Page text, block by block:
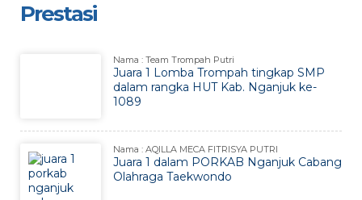
Prestasi
Nama : Team Trompah Putri
Juara 1 Lomba Trompah tingkap SMP
dalam rangka HUT Kab. Nganjuk ke-
1089
Nama : AQILLA MECA FITRISYA PUTRI
Juara 1 dalam PORKAB Nganjuk Cabang
Olahraga Taekwondo